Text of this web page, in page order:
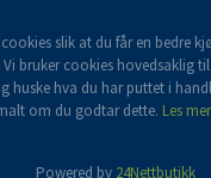
slik at du får en bedre
Vi bruker cookies hovedsaklig
huske hva du har puttet i
om du godtar dette. Les mer
Powered by 24Nettbutikk